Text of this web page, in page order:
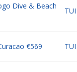
Dive & Beach
TUI
€569 TUI